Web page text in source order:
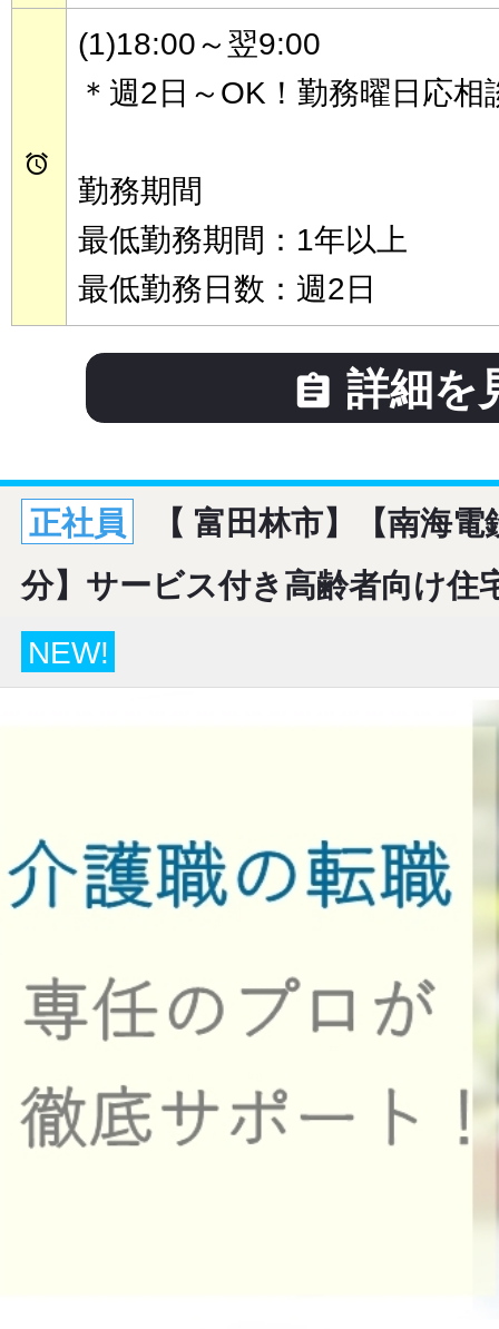

(1)18:00～翌9:00
＊週2日～OK！勤務曜日応相
勤務期間
最低勤務期間：1年以上
最低勤務日数：週2日
 詳細を
正社員
【 富田林市】【南海
分】サービス付き高齢者向け住
NEW!